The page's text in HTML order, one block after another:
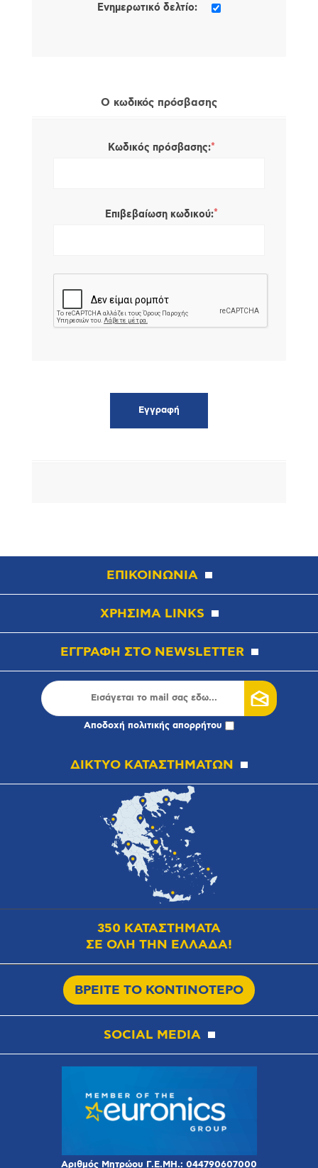
Ενημερωτικό δελτίο:
Ο κωδικός πρόσβασης
Κωδικός πρόσβασης:*
Επιβεβαίωση κωδικού:*
ΕΠΙΚΟΙΝΩΝΙΑ
ΧΡΗΣΙΜΑ LINKS
ΕΓΓΡΑΦΗ ΣΤΟ NEWSLETTER
Αποδοχή πολιτικής απορρήτου
ΔΙΚΤΥΟ ΚΑΤΑΣΤΗΜΑΤΩΝ
350 ΚΑΤΑΣΤΗΜΑΤΑ
ΣΕ ΟΛΗ ΤΗΝ ΕΛΛΑΔΑ!
ΒΡΕΙΤΕ ΤΟ ΚΟΝΤΙΝΟΤΕΡΟ
SOCIAL MEDIA